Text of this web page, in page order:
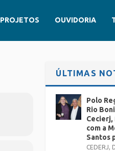
PROJETOS OUVIDORIA
ÚLTIMAS
Polo
Rio
Cecierj,
com a
Santos
CEDERJ,